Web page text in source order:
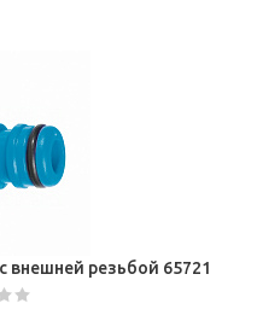
внешней резьбой 65721